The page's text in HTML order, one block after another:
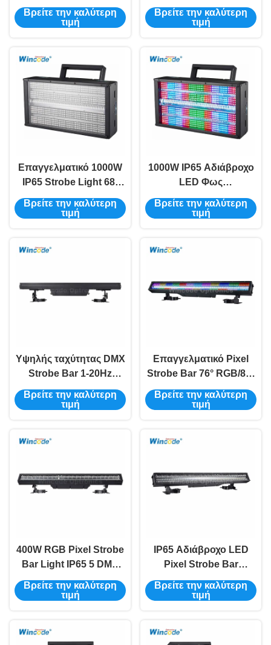
Βαθμός IP65,
Λειτουργίες 7-44CH |
Βρείτε την καλύτερη
τιμή
IP65 Όλο καιρικό Φως
DMX RDM
Βρείτε την καλύτερη
τιμή
Επαγγελματικό 1000W
IP65 Strobe Light 68°
Beam 114° Spot
15/50/158CH Τρόποι για
Βρείτε την καλύτερη
τιμή
1000W IP65 Αδιάβροχο
LED Φως
Φωτοβολταϊκό Ψυχρό
Λευκό + RGB DMX512
Βρείτε την καλύτερη
τιμή
Υψηλής ταχύτητας DMX
Strobe Bar 1-20Hz
Ρυθμίσιμη 5-Core XLR
σύνδεση Προστασία
Βρείτε την καλύτερη
τιμή
Επαγγελματικό Pixel
Strobe Bar 76° RGB/85°
CW Beam Aluminium
Alloy Housing
Βρείτε την καλύτερη
τιμή
400W RGB Pixel Strobe
Bar Light IP65 5 DMX
Mode 4-206CH 50.000
ώρες διάρκεια ζωής
Βρείτε την καλύτερη
τιμή
IP65 Αδιάβροχο LED
Pixel Strobe Bar
288×3W CW + 864×0.5W
RGB DMX512 Ελέγχος
Βρείτε την καλύτερη
τιμή